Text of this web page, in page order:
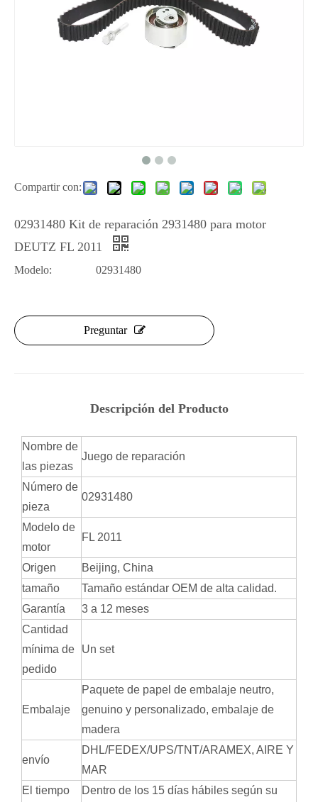
Compartir con:
02931480 Kit de reparación 2931480 para motor
DEUTZ FL 2011
Modelo: 02931480
Preguntar
Descripción del Producto
Nombre de
las piezas
Juego de reparación
Número de
pieza
02931480
Modelo de
motor
FL 2011
Origen
Beijing, China
tamaño
Tamaño estándar OEM de alta calidad.
Garantía
3 a 12 meses
Cantidad
mínima de
pedido
Un set
Embalaje
Paquete de papel de embalaje neutro,
genuino y personalizado, embalaje de
madera
envío
DHL/FEDEX/UPS/TNT/ARAMEX, AIRE Y
MAR
El tiempo
Dentro de los 15 días hábiles según su